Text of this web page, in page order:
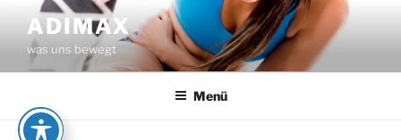
Inhalt
springen
ADIMAX
was uns bewegt
Menü